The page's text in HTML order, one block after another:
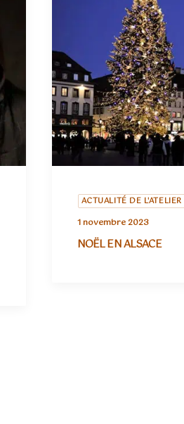
ACTUALITÉ DE L'ATELIER
1 novembre 2023
NOËL EN ALSACE